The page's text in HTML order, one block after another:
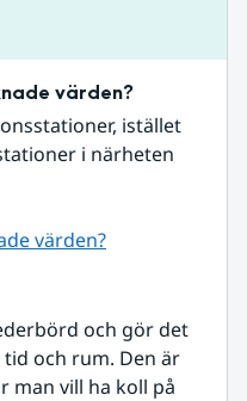
värden?
istället
i närheten
värden?
och gör det
och rum. Den är
man vill ha koll på